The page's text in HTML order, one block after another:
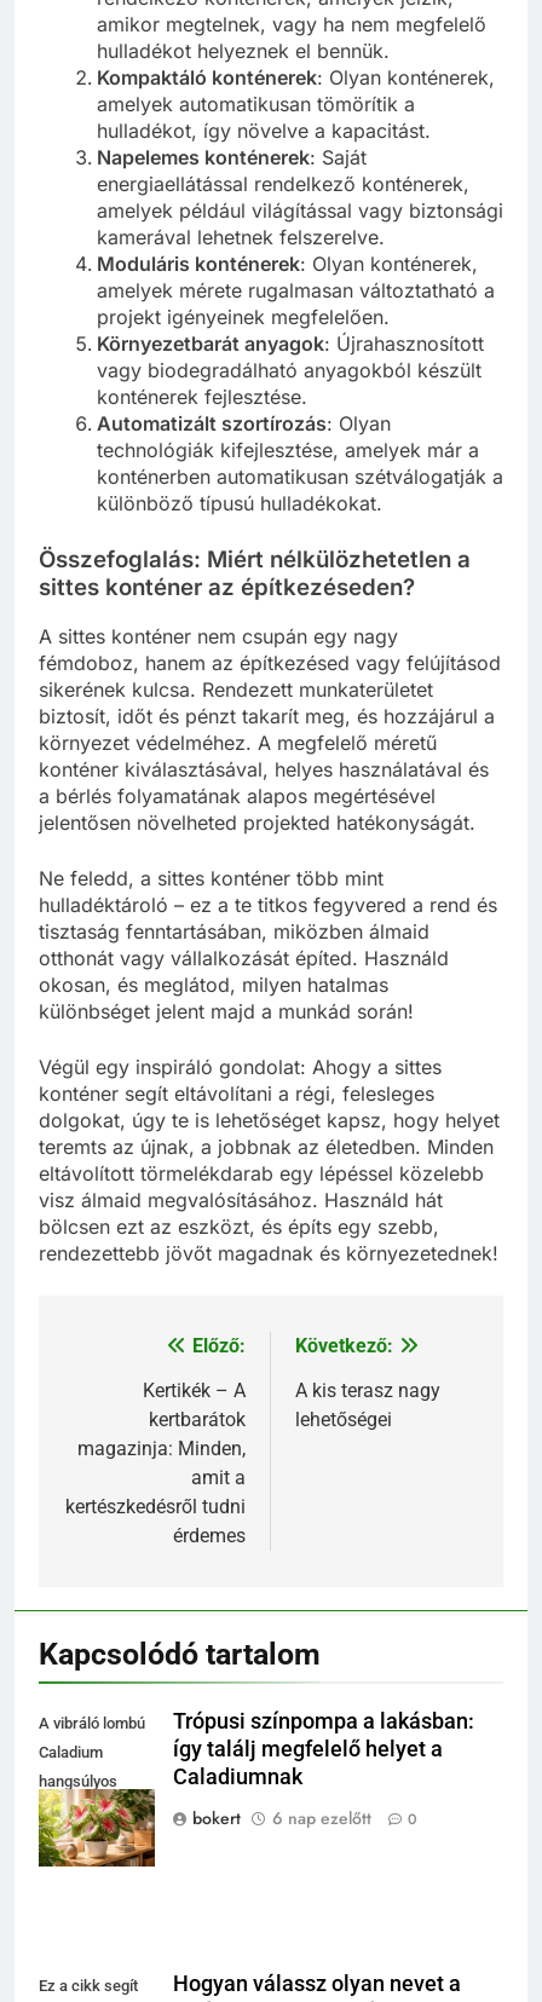
amikor megtelnek, vagy ha nem megfelelő
hulladékot helyeznek el bennük.
Kompaktáló konténerek: Olyan konténerek,
amelyek automatikusan tömörítik a
hulladékot, így növelve a kapacitást.
Napelemes konténerek: Saját
energiaellátással rendelkező konténerek,
amelyek például világítással vagy biztonsági
kamerával lehetnek felszerelve.
Moduláris konténerek: Olyan konténerek,
amelyek mérete rugalmasan változtatható a
projekt igényeinek megfelelően.
Környezetbarát anyagok: Újrahasznosított
vagy biodegradálható anyagokból készült
konténerek fejlesztése.
Automatizált szortírozás: Olyan
technológiák kifejlesztése, amelyek már a
konténerben automatikusan szétválogatják a
különböző típusú hulladékokat.
Összefoglalás: Miért nélkülözhetetlen a
sittes konténer az építkezéseden?
A sittes konténer nem csupán egy nagy
fémdoboz, hanem az építkezésed vagy felújításod
sikerének kulcsa. Rendezett munkaterületet
biztosít, időt és pénzt takarít meg, és hozzájárul a
környezet védelméhez. A megfelelő méretű
konténer kiválasztásával, helyes használatával és
a bérlés folyamatának alapos megértésével
jelentősen növelheted projekted hatékonyságát.
Ne feledd, a sittes konténer több mint
hulladéktároló – ez a te titkos fegyvered a rend és
tisztaság fenntartásában, miközben álmaid
otthonát vagy vállalkozását építed. Használd
okosan, és meglátod, milyen hatalmas
különbséget jelent majd a munkád során!
Végül egy inspiráló gondolat: Ahogy a sittes
konténer segít eltávolítani a régi, felesleges
dolgokat, úgy te is lehetőséget kapsz, hogy helyet
teremts az újnak, a jobbnak az életedben. Minden
eltávolított törmelékdarab egy lépéssel közelebb
visz álmaid megvalósításához. Használd hát
bölcsen ezt az eszközt, és építs egy szebb,
rendezettebb jövőt magadnak és környezetednek!
Bejegyzés
navigáció
Előző:
Kertikék – A
kertbarátok
magazinja: Minden,
amit a
kertészkedésről tudni
érdemes
Következő:
A kis terasz nagy
lehetőségei
Kapcsolódó tartalom
A vibráló lombú
Caladium
hangsúlyos
fókusz lehet a
nappaliban.
Trópusi színpompa a lakásban:
így találj megfelelő helyet a
Caladiumnak
bokert
6 nap ezelőtt 0
Ez a cikk segít
Hogyan válassz olyan nevet a